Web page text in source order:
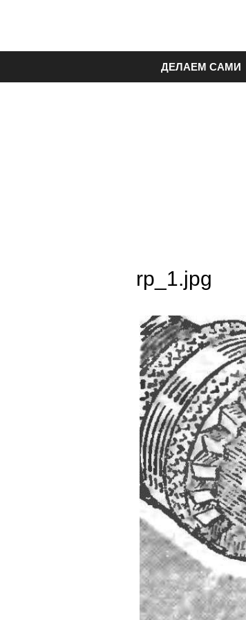
ДЕЛАЕМ САМИ
rp_1.jpg